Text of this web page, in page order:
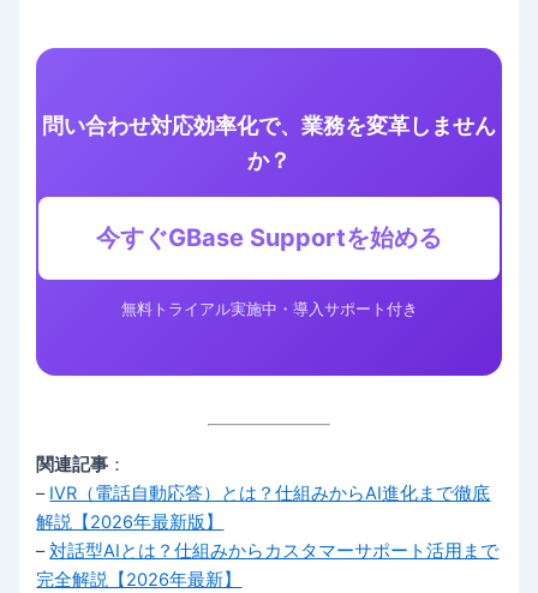
問い合わせ対応効率化で、業務を変革しません
か？
今すぐGBase Supportを始める
無料トライアル実施中・導入サポート付き
関連記事 ：
– IVR（電話自動応答）とは？仕組みからAI進化まで徹底
解説【2026年最新版】
–対話型AIとは？仕組みからカスタマーサポート活用まで
完全解説【2026年最新】